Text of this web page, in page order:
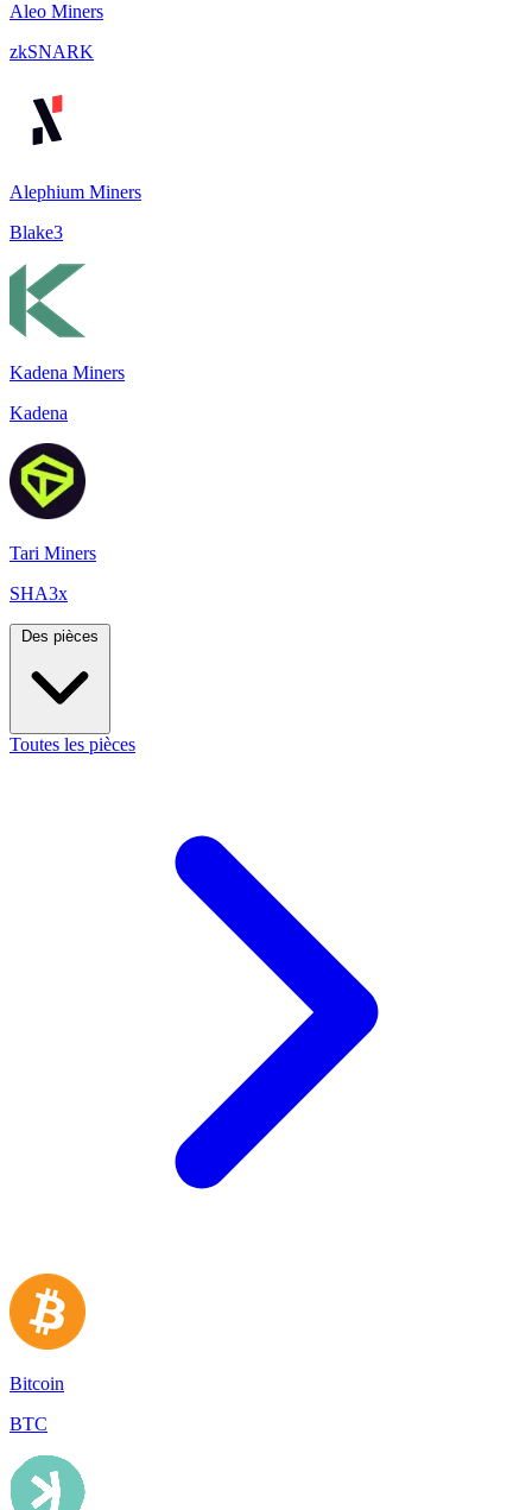
Aleo Miners
zkSNARK
Alephium Miners
Blake3
Kadena Miners
Kadena
Tari Miners
SHA3x
Des pièces
Toutes les pièces
Bitcoin
BTC